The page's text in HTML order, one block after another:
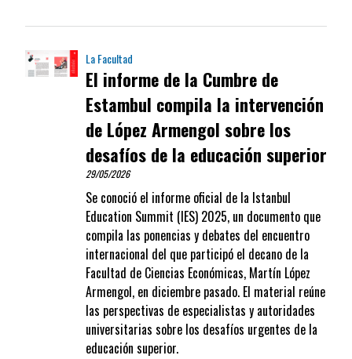
La Facultad
El informe de la Cumbre de
Estambul compila la intervención
de López Armengol sobre los
desafíos de la educación superior
29/05/2026
Se conoció el informe oficial de la Istanbul
Education Summit (IES) 2025, un documento que
compila las ponencias y debates del encuentro
internacional del que participó el decano de la
Facultad de Ciencias Económicas, Martín López
Armengol, en diciembre pasado. El material reúne
las perspectivas de especialistas y autoridades
universitarias sobre los desafíos urgentes de la
educación superior.